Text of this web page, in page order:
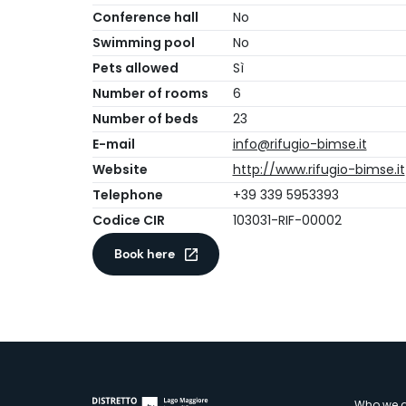
Conference hall
No
Swimming pool
No
Pets allowed
Sì
Number of rooms
6
Number of beds
23
E-mail
info@rifugio-bimse.it
Website
http://www.rifugio-bimse.it
Telephone
+39 339 5953393
Codice CIR
103031-RIF-00002
Book here